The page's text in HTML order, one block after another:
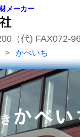
メーカー
（代) FAX072-
> かべいち